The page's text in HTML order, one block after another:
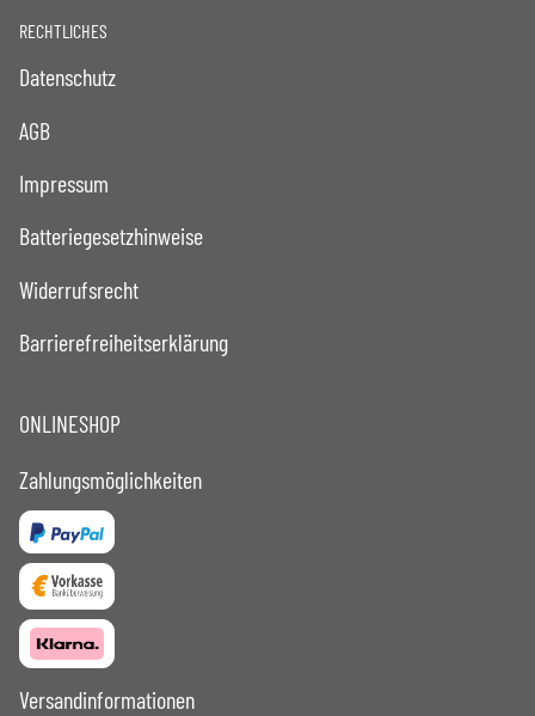
RECHTLICHES
Datenschutz
AGB
Impressum
Batteriegesetzhinweise
Widerrufsrecht
Barrierefreiheitserklärung
ONLINESHOP
Zahlungsmöglichkeiten
Versandinformationen